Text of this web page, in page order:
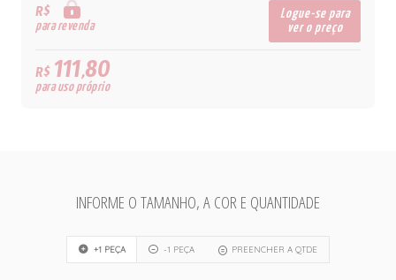
R$
para revenda
Logue-se para
ver o preço
R$111,80
para uso próprio
INFORME O TAMANHO, A COR E QUANTIDADE
+1 PEÇA -1 PEÇA PREENCHER A QTDE